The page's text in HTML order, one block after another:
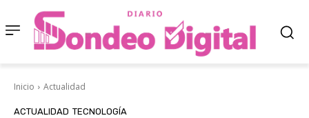
Inicio Actualidad
ACTUALIDAD TECNOLOGÍA